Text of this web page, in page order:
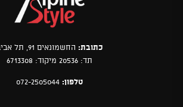
כתובת: החשמונאים 91, תל אביב
תד: 20536 מיקוד: 6713308
טלפון: 072-2505044